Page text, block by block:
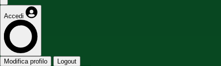
Accedi
Modifica profilo Logout